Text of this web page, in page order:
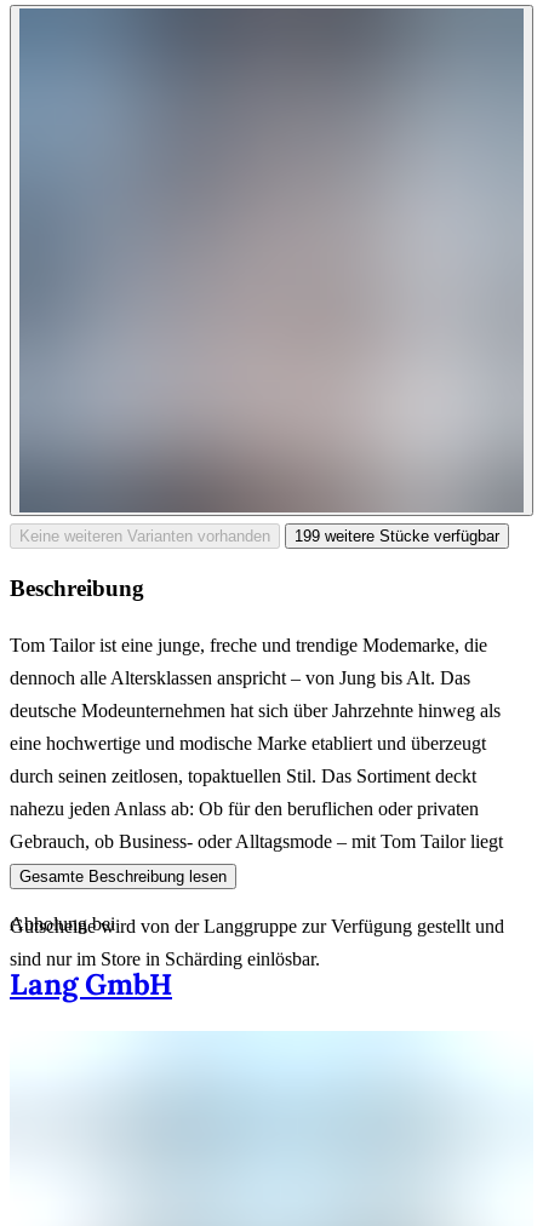
Keine weiteren Varianten vorhanden 199 weitere Stücke verfügbar
Beschreibung
Tom Tailor ist eine junge, freche und trendige Modemarke, die
dennoch alle Altersklassen anspricht – von Jung bis Alt. Das
deutsche Modeunternehmen hat sich über Jahrzehnte hinweg als
eine hochwertige und modische Marke etabliert und überzeugt
durch seinen zeitlosen, topaktuellen Stil. Das Sortiment deckt
nahezu jeden Anlass ab: Ob für den beruflichen oder privaten
Gebrauch, ob Business- oder Alltagsmode – mit Tom Tailor liegt
man nie daneben.
Gutscheine wird von der Langgruppe zur Verfügung gestellt und
sind nur im Store in Schärding einlösbar.
Gesamte Beschreibung lesen
Abholung bei
Lang GmbH